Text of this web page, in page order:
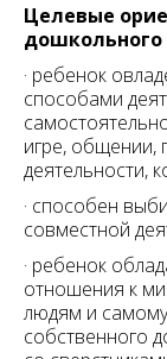
Целевые
дошкольного
· ребенок
способами
игре, общении,
деятельности,
· способен
совместной
· ребенок
отношения к
людям и
собственного